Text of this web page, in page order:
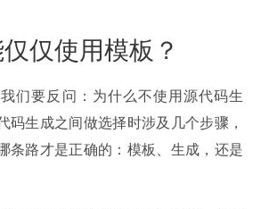
仅使用模板？
们要反问：为什么不使用源代码生
码生成之间做选择时涉及几个步骤，
条路才是正确的：模板、生成，还是